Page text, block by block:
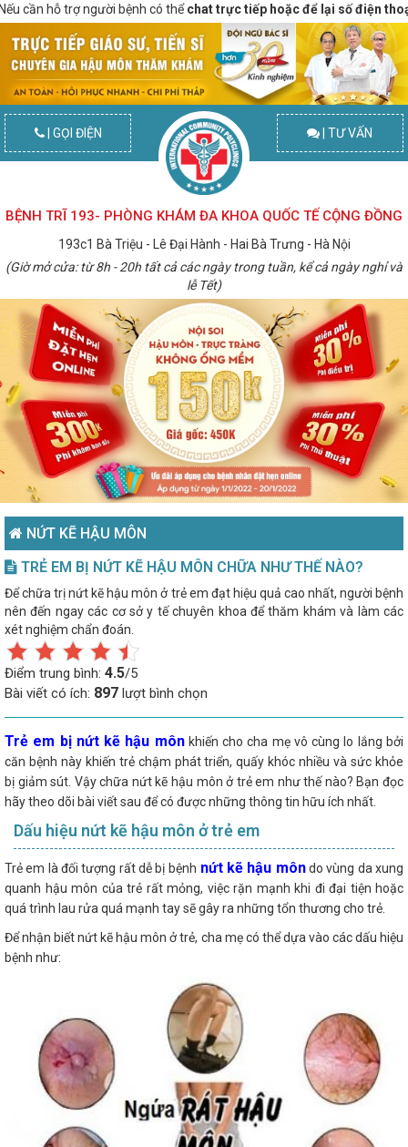
hỗ trợ người bệnh có thểchat trực tiếp hoặc để lại số điện thoại
| GỌI ĐIỆN | TƯ VẤN
BỆNH TRĨ 193- PHÒNG KHÁM ĐA KHOA QUỐC TẾ CỘNG ĐỒNG
193c1 Bà Triệu - Lê Đại Hành - Hai Bà Trưng - Hà Nội
(Giờ mở cửa: từ 8h - 20h tất cả các ngày trong tuần, kể cả ngày nghỉ và
lễ Tết)
NỨT KẼ HẬU MÔN
TRẺ EM BỊ NỨT KẼ HẬU MÔN CHỮA NHƯ THẾ NÀO?
Để chữa trị nứt kẽ hậu môn ở trẻ em đạt hiệu quả cao nhất, người bệnh
nên đến ngay các cơ sở y tế chuyên khoa để thăm khám và làm các
xét nghiệm chẩn đoán.
Điểm trung bình: 4.5/5
Bài viết có ích: 897 lượt bình chọn
Trẻ em bị nứt kẽ hậu mônkhiến cho cha mẹ vô cùng lo lắng bởi
căn bệnh này khiến trẻ chậm phát triển, quấy khóc nhiều và sức khỏe
bị giảm sút. Vậy chữa nứt kẽ hậu môn ở trẻ em như thế nào? Bạn đọc
hãy theo dõi bài viết sau để có được những thông tin hữu ích nhất.
Dấu hiệu nứt kẽ hậu môn ở trẻ em
Trẻ em là đối tượng rất dễ bị bệnh nứt kẽ hậu môndo vùng da xung
quanh hậu môn của trẻ rất mỏng, việc rặn mạnh khi đi đại tiện hoặc
quá trình lau rửa quá mạnh tay sẽ gây ra những tổn thương cho trẻ.
Để nhận biết nứt kẽ hậu môn ở trẻ, cha mẹ có thể dựa vào các dấu hiệu
bệnh như: